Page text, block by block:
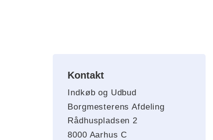
Kontakt
Indkøb og Udbud
Borgmesterens Afdeling
Rådhuspladsen 2
8000 Aarhus C